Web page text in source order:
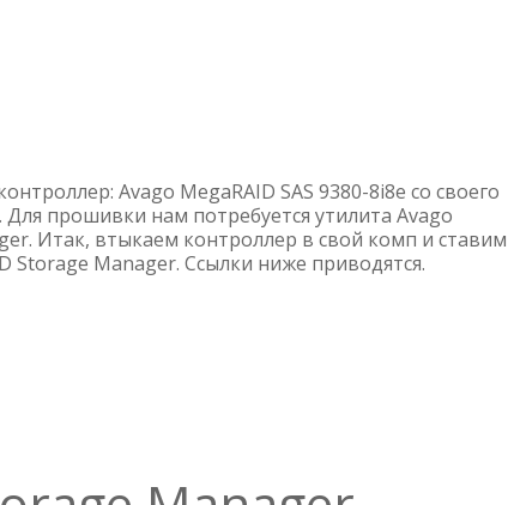
Avago MegaRAID SAS 9380-8i8e со своего
прошивки нам потребуется утилита Avago
Итак, втыкаем контроллер в свой комп и ставим
Storage Manager. Ссылки ниже приводятся.